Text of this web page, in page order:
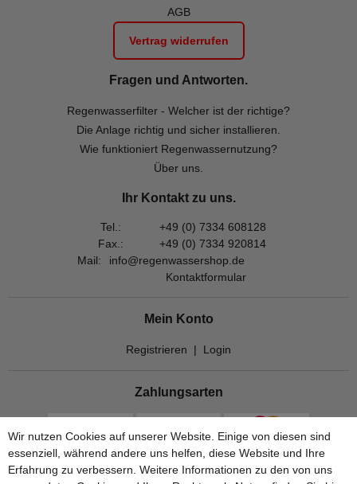
AGB
Vertrag widerrufen
Fragen und Antworten.
Regenwasserfilter - Welcher ist der richtige?
Die Anlage richtig und sicher installieren.
Wie funktioniert Regenwassernutzung?
Über uns.
Ihr Kontakt zu uns.
Tel.:
+49 (0) 7334 608128
Fax.:
+49 (0) 7334 920814
Mail:
info@regenwassershop.de
Kontaktformular
Mein Konto
Registrieren | Login
Zahlungsarten
Wir nutzen Cookies auf unserer Website. Einige von diesen sind
essenziell, während andere uns helfen, diese Website und Ihre
Erfahrung zu verbessern. Weitere Informationen zu den von uns